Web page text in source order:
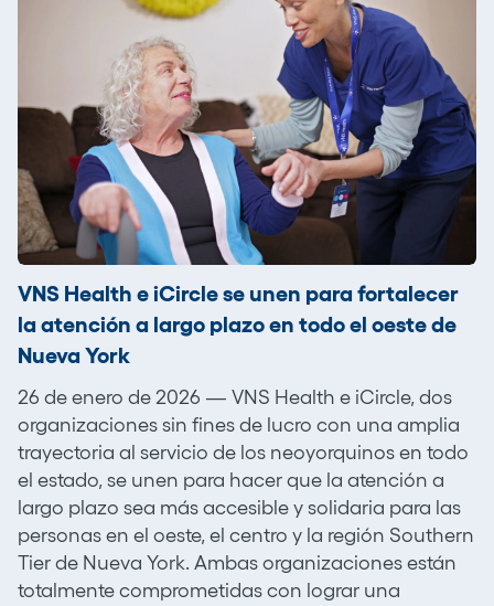
VNS Health e iCircle se unen para fortalecer
la atención a largo plazo en todo el oeste de
Nueva York
26 de enero de 2026 — VNS Health e iCircle, dos
organizaciones sin fines de lucro con una amplia
trayectoria al servicio de los neoyorquinos en todo
el estado, se unen para hacer que la atención a
largo plazo sea más accesible y solidaria para las
personas en el oeste, el centro y la región Southern
Tier de Nueva York. Ambas organizaciones están
totalmente comprometidas con lograr una